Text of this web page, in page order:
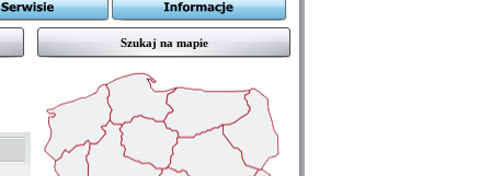
Szukaj na mapie